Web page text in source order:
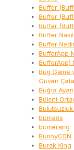
Buffer
Buffer
Buffer
Buffer Nasıl
Buffer
BufferApp
BufferApp)
Bug Game
Güven
Buğra Ayan
Bülent
bumads
bumerang
BunnyCDN
Burak King